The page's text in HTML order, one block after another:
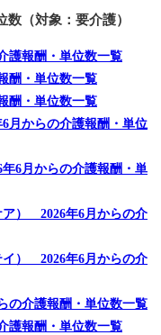
（対象：要介護）
護報酬・単位数一覧
酬・単位数一覧
酬・単位数一覧
月からの介護報酬・単位
6月からの介護報酬・単
ア） 2026年6月からの介
イ） 2026年6月からの介
の介護報酬・単位数一覧
護報酬・単位数一覧